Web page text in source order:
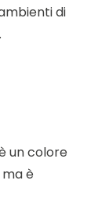
di
un colore
è